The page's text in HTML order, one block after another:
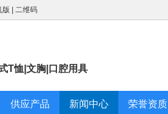
版 二维码
T恤|文胸|口腔用具
供应产品 新闻中心 荣誉资质